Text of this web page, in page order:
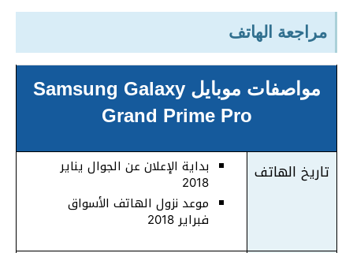
مراجعة الهاتف
مواصفات موبايل Samsung Galaxy
Grand Prime Pro
تاريخ الهاتف بداية الإعلان عن الجوال يناير
2018
موعد نزول الهاتف الأسواق
فبراير 2018